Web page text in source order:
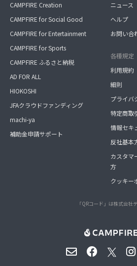
CAMPFIRE Creation
CAMPFIRE for Social Good
CAMPFIRE for Entertainment
CAMPFIRE for Sports
CAMPFIRE ふるさと納税
AD FOR ALL
HIOKOSHI
JFAクラウドファンディング
machi-ya
補助金申請サポート
ニュース
ヘルプ
お問い合
各種規定
利用規約
細則
プライバ
特定商取
情報セキ
反社基本
カスタマ
方
クッキー
「QRコード」は株式会社